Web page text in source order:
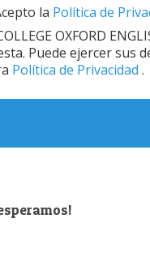
la Política de
OXFORD
Puede ejercer sus
Política de Privacidad.